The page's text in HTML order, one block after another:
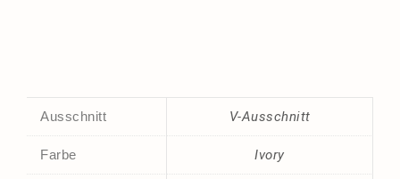
Ausschnitt V-Ausschnitt
Farbe Ivory